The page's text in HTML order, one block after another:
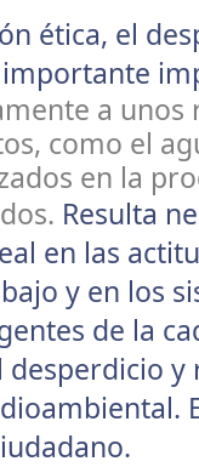
ética, el
a unos
como el
en la
Resulta
en las
y en los
de la
y